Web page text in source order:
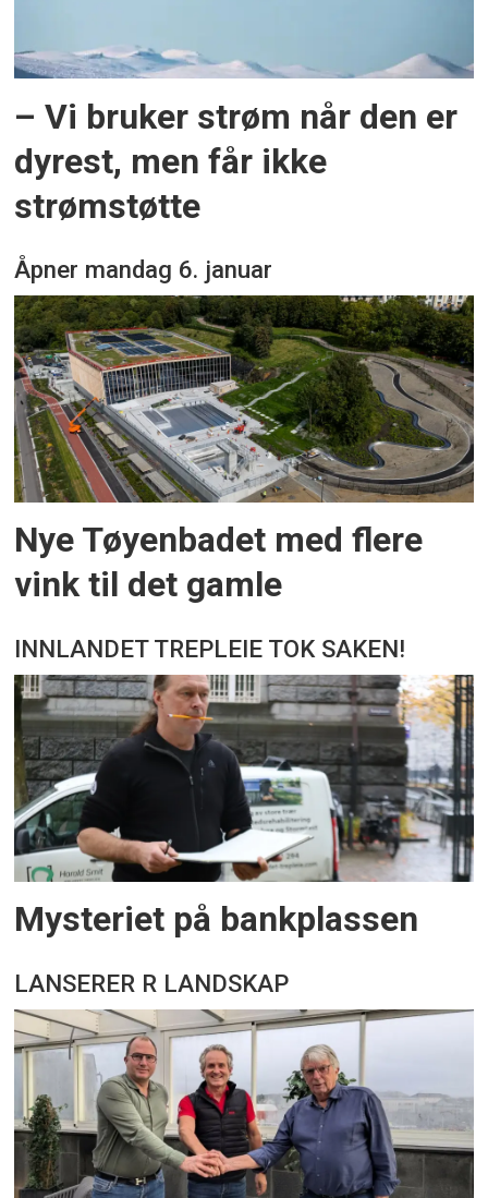
– Vi bruker strøm når den er
dyrest, men får ikke
strømstøtte
Åpner mandag 6. januar
Nye Tøyenbadet med flere
vink til det gamle
INNLANDET TREPLEIE TOK SAKEN!
Mysteriet på bankplassen
LANSERER R LANDSKAP